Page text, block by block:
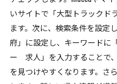
いサイトで「大型トラック
ます。次に、検索条件を設定
府」に設定し、キーワードに
ー 求人」を入力することで
を見つけやすくなります。さ